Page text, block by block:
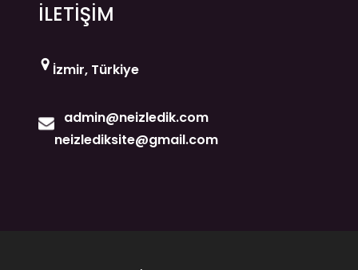
İLETİŞİM
İzmir, Türkiye
admin@neizledik.com
neizlediksite@gmail.com